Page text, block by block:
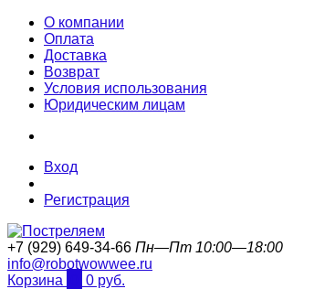
О компании
Оплата
Доставка
Возврат
Условия использования
Юридическим лицам
Вход
Регистрация
+7 (929) 649-34-66 Пн—Пт 10:00—18:00
info@robotwowwee.ru
Корзина
0 руб.